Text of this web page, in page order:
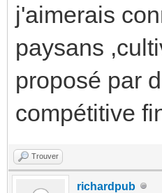
j'aimerais
paysans
proposé par
compétitive
Trouver
richardpub